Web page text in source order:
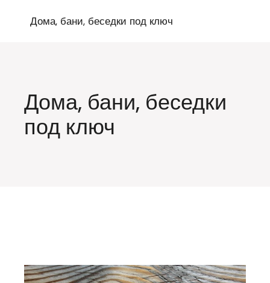
содержимому
Дома, бани, беседки под ключ
Дома, бани, беседки
под ключ